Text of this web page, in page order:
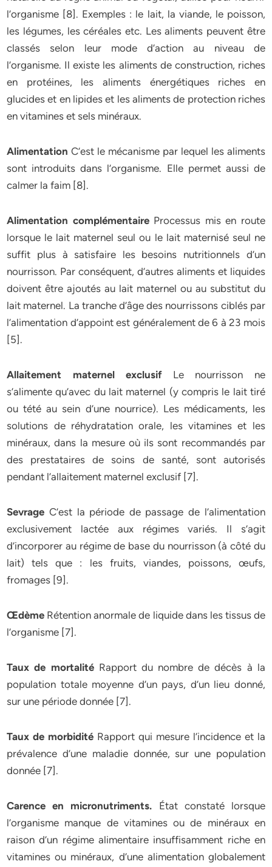
l’organisme [8]. Exemples : le lait, la viande, le poisson,
les légumes, les céréales etc. Les aliments peuvent être
classés selon leur mode d’action au niveau de
l’organisme. Il existe les aliments de construction, riches
en protéines, les aliments énergétiques riches en
glucides et en lipides et les aliments de protection riches
en vitamines et sels minéraux.
AlimentationC’est le mécanisme par lequel les aliments
sont introduits dans l’organisme. Elle permet aussi de
calmer la faim [8].
Alimentation complémentaire Processus mis en route
lorsque le lait maternel seul ou le lait maternisé seul ne
suffit plus à satisfaire les besoins nutritionnels d’un
nourrisson. Par conséquent, d’autres aliments et liquides
doivent être ajoutés au lait maternel ou au substitut du
lait maternel. La tranche d’âge des nourrissons ciblés par
l’alimentation d’appoint est généralement de 6 à 23 mois
[5].
Allaitement maternel exclusif Le nourrisson ne
s’alimente qu’avec du lait maternel (y compris le lait tiré
ou tété au sein d’une nourrice). Les médicaments, les
solutions de réhydratation orale, les vitamines et les
minéraux, dans la mesure où ils sont recommandés par
des prestataires de soins de santé, sont autorisés
pendant l’allaitement maternel exclusif [7].
Sevrage C’est la période de passage de l’alimentation
exclusivement lactée aux régimes variés. Il s’agit
d’incorporer au régime de base du nourrisson (à côté du
lait) tels que : les fruits, viandes, poissons, œufs,
fromages [9].
Œdème Rétention anormale de liquide dans les tissus de
l’organisme [7].
Taux de mortalité Rapport du nombre de décès à la
population totale moyenne d’un pays, d’un lieu donné,
sur une période donnée [7].
Taux de morbidité Rapport qui mesure l’incidence et la
prévalence d’une maladie donnée, sur une population
donnée [7].
Carence en micronutriments. État constaté lorsque
l’organisme manque de vitamines ou de minéraux en
raison d’un régime alimentaire insuffisamment riche en
vitamines ou minéraux, d’une alimentation globalement